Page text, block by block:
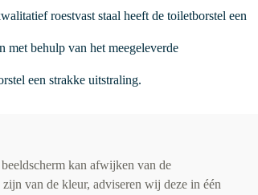
roestvast staal heeft de toiletborstel een
met behulp van het meegeleverde
een strakke uitstraling.
kan afwijken van de
van de kleur, adviseren wij deze in één